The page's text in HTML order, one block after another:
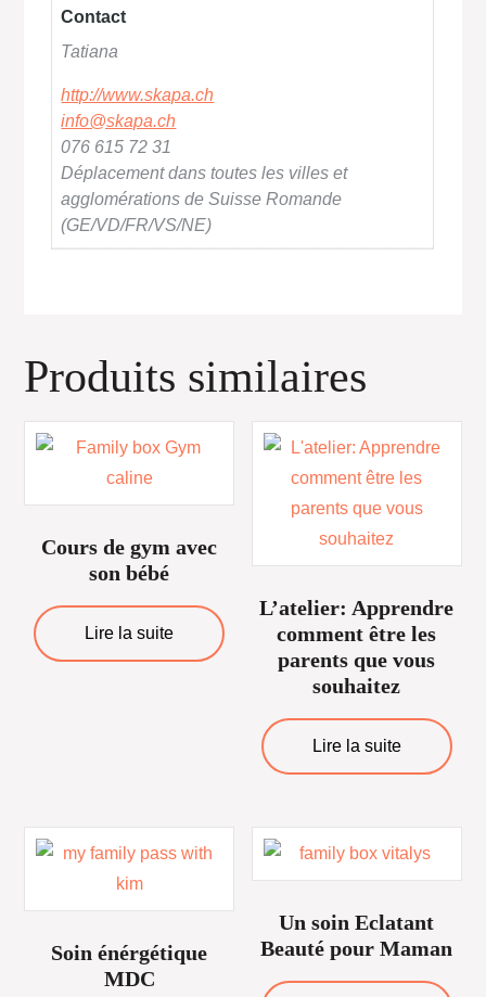
Contact
Tatiana
http://www.skapa.ch
info@skapa.ch
076 615 72 31
Déplacement dans toutes les villes et
agglomérations de Suisse Romande
(GE/VD/FR/VS/NE)
Produits similaires
Cours de gym avec
son bébé
Lire la suite
L’atelier: Apprendre
comment être les
parents que vous
souhaitez
Lire la suite
Soin énérgétique
MDC
Un soin Eclatant
Beauté pour Maman